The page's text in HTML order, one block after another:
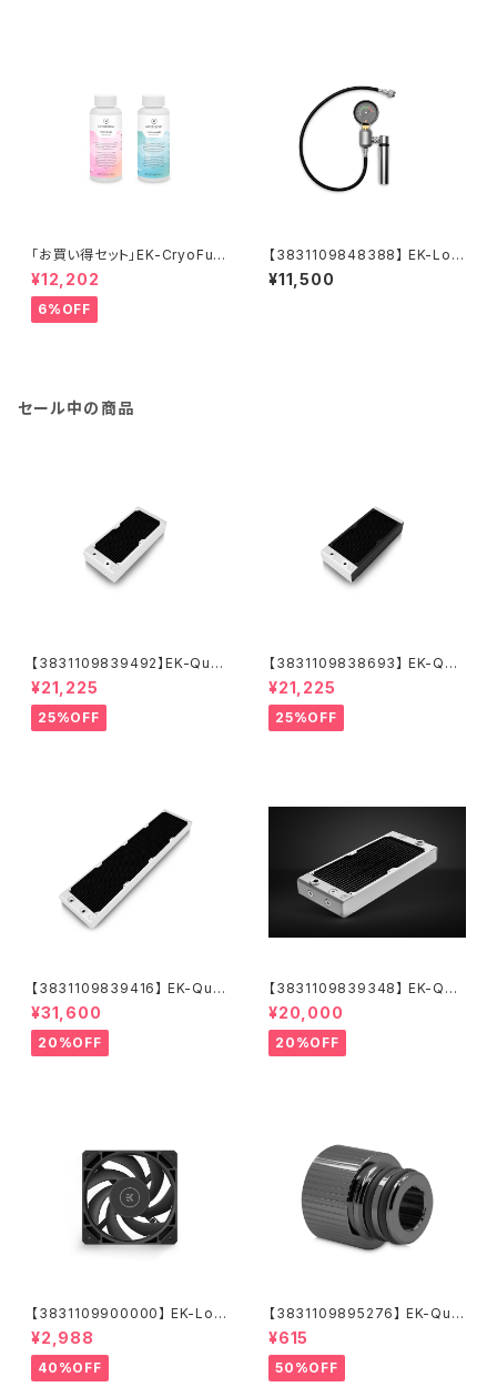
「お買い得セット」EK-CryoFuel
Loop Cleaner + Superflush
+EK-CryoFuel Clear
¥12,202
6%OFF
【3831109848388】 EK-Loo
p Leak Tester Flex
¥11,500
セール中の商品
【3831109839492】EK-Quan
tum Surface X240M - Whit
e
¥21,225
25%OFF
【3831109838693】 EK-Qua
ntum Surface X240M - Bla
ck
¥21,225
25%OFF
【3831109839416】 EK-Qua
ntum Surface P560M - Whi
te
¥31,600
20%OFF
【3831109839348】 EK-Qua
ntum Surface P280M X-Flo
w - White
¥20,000
20%OFF
【3831109900000】 EK-Loo
p Fan FPT 120 - Black (550
-2300rpm)
¥2,988
40%OFF
【3831109895276】 EK-Qua
ntum Torque Push-In Adap
ter M 14 - Black Nickel
¥615
50%OFF